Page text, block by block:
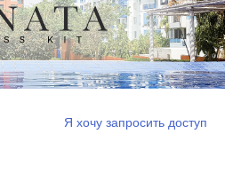
Я хочу запросить доступ